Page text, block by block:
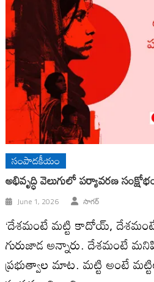
సంపాదకీయం
అభివృద్ధి వెలుగులో పర్యావరణ
June 1, 2026 సాగర్
‘దేశమంటే మట్టి కాదోయ్,
గురుజాడ అన్నారు. దేశమంటే
ప్రభుత్వాల మాట. మట్టి అంటే